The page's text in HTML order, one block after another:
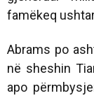
famëkeq
Abrams po
në sheshin
apo